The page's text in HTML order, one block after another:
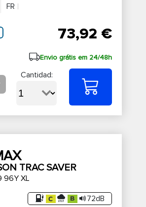
FR
73,92 €
Envio grátis em 24/48h
Cantidad:
TRAC SAVER
96Y XL
72dB